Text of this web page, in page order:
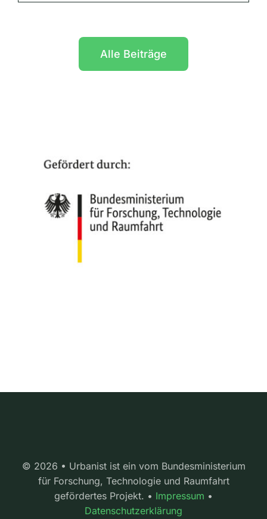
Alle Beiträge
© 2026 • Urbanist ist ein vom Bundesministerium
für Forschung, Technologie und Raumfahrt
gefördertes Projekt. • Impressum •
Datenschutzerklärung